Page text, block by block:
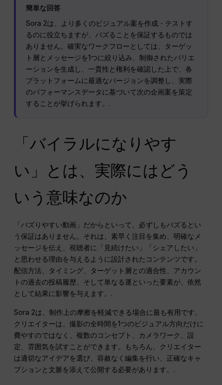
簡単な回答
Sora 2は、より多くのビジュアル案を作成・テストす
るのに役立ちますが、バズることを保証するものでは
ありません。確実なワークフローとしては、ターゲッ
ト層とメッセージを1つに絞り込み、制御されたバリエ
ーションを生成し、一貫性と権利を確認した上で、各
プラットフォームに最適なバージョンを調整し、実際
のパフォーマンスデータに基づいて次の企画案を策定
することが挙げられます。.
「バイラルになりやす
い」とは、実際にはどう
いう意味なのか
「バズりやすい動画」だからといって、必ずしもバズるとい
う保証はありません。それは、素早く注目を集め、明確なメ
ッセージを伝え、視聴者に「見続けたい」「シェアしたい」
と思わせる理由を与えるように設計されたコンテンツです。
配信方法、タイミング、ターゲット層との適合性、アカウン
トの過去の投稿履歴、そして単なる運といった要素が、依然
として結果に影響を与えます。.
Sora 2は、制作上の摩擦を軽減できる場合に最も有用です。
クリエイターは、撮影の全時間を1つのビジュアル方向だけに
費やすのではなく、複数のコンセプト、カメラワーク、設
定、雰囲気を試すことができます。もちろん、クリエイター
は適切なアイデアを選び、容赦なく編集を行い、正確なキャ
プションと文脈を添えて公開する必要があります。.